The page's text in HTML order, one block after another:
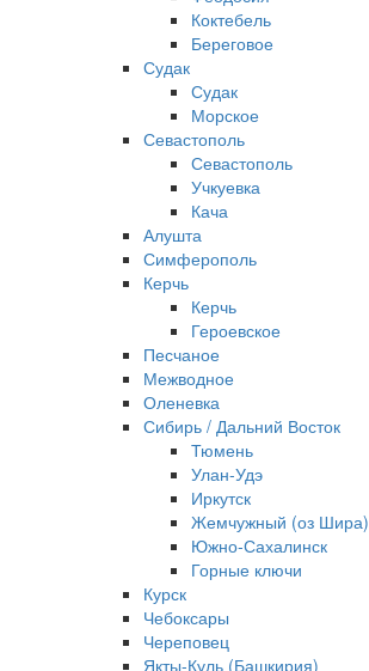
Коктебель
Береговое
Судак
Судак
Морское
Севастополь
Севастополь
Учкуевка
Кача
Алушта
Симферополь
Керчь
Керчь
Героевское
Песчаное
Межводное
Оленевка
Сибирь / Дальний Восток
Тюмень
Улан-Удэ
Иркутск
Жемчужный (оз Шира)
Южно‐Сахалинск
Горные ключи
Курск
Чебоксары
Череповец
Якты-Куль (Башкирия)